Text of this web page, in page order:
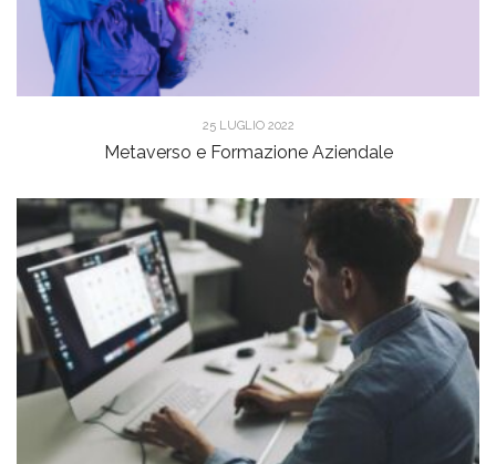
25 LUGLIO 2022
Metaverso e Formazione Aziendale